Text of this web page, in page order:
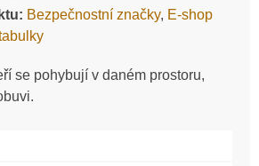
Bezpečnostní značky, E-shop
se pohybují v daném prostoru,